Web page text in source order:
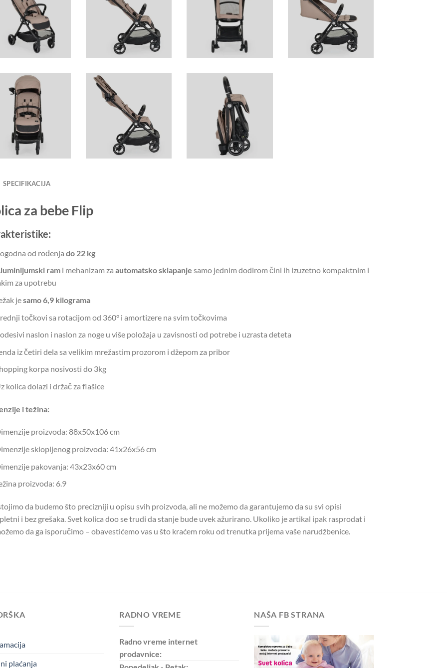
SPECIFIKACIJA
za bebe Flip
od rođenja do 22 kg
rami mehanizam za automatsko sklapanje samo jednim dodirom čini ih izuzetno kompaktnim i
za upotrebu
jesamo 6,9 kilograma
točkovi sa rotacijom od 360° i amortizere na svim točkovima
naslon i naslon za noge u više položaja u zavisnosti od potrebe i uzrasta deteta
iz četiri dela sa velikim mrežastim prozorom i džepom za pribor
korpa nosivosti do 3kg
kolica dolazi i držač za flašice
i težina:
proizvoda: 88x50x106 cm
sklopljenog proizvoda: 41x26x56 cm
pakovanja: 43x23x60 cm
proizvoda: 6.9
da budemo što precizniji u opisu svih proizvoda, ali ne možemo da garantujemo da su svi opisi
i bez grešaka. Svet kolica doo se trudi da stanje bude uvek ažurirano. Ukoliko je artikal ipak rasprodat i
da ga isporučimo – obavestićemo vas u što kraćem roku od trenutka prijema vaše narudžbenice.
plaćanja
RADNO VREME
Radno vreme internet
prodavnice:
NAŠA FB STRANA